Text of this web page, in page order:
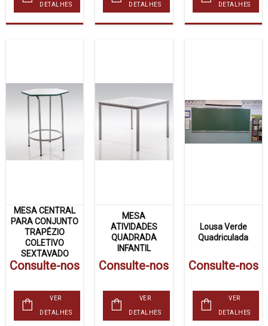
DETALHES DETALHES DETALHES
MESA CENTRAL
PARA CONJUNTO
TRAPÉZIO
COLETIVO
SEXTAVADO
Consulte-nos
VER
DETALHES
MESA
ATIVIDADES
QUADRADA
INFANTIL
Consulte-nos
VER
DETALHES
Lousa Verde
Quadriculada
Consulte-nos
VER
DETALHES